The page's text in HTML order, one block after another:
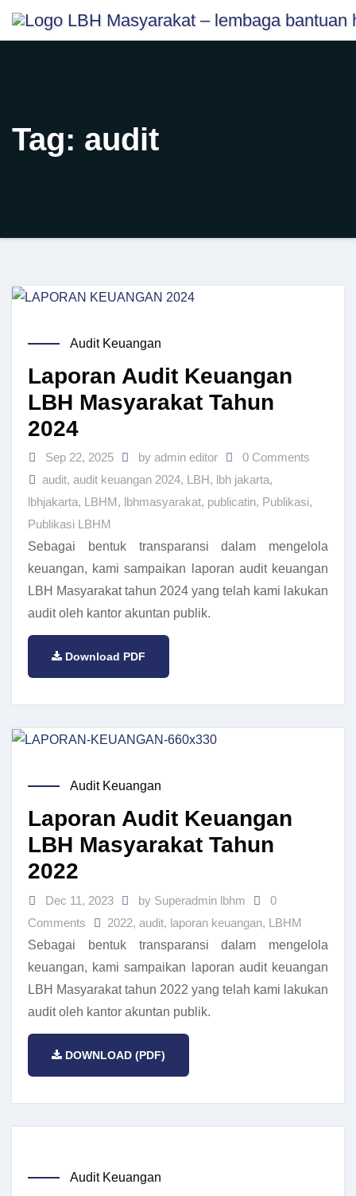
content
Skip
Tag: audit
Audit Keuangan
Laporan Audit Keuangan
LBH Masyarakat Tahun
2024
Sep 22, 2025 by admin editor
0 Comments
audit, audit keuangan 2024, LBH , lbh jakarta,
lbhjakarta, LBHM , lbhmasyarakat, publicatin, Publikasi,
Publikasi LBHM
Sebagai bentuk transparansi dalam mengelola
keuangan, kami sampaikan laporan audit keuangan
LBH Masyarakat tahun 2024 yang telah kami lakukan
audit oleh kantor akuntan publik.
Download PDF
Audit Keuangan
Laporan Audit Keuangan
LBH Masyarakat Tahun
2022
Dec 11, 2023 by Superadmin lbhm
0
Comments
2022, audit, laporan keuangan, LBHM
Sebagai bentuk transparansi dalam mengelola
keuangan, kami sampaikan laporan audit keuangan
LBH Masyarakat tahun 2022 yang telah kami lakukan
audit oleh kantor akuntan publik.
DOWNLOAD (PDF)
Audit Keuangan